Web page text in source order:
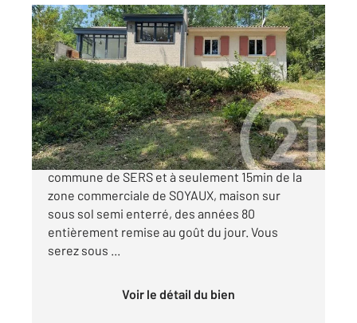
SERS 16
155,50 m2, 7 pièces
Ref : 8159
Maison à vendre
269 770 €
C A VENDRE EN EXCLUSIVITE CHEZ C21, sur la
commune de SERS et à seulement 15min de la
zone commerciale de SOYAUX, maison sur
sous sol semi enterré, des années 80
entièrement remise au goût du jour. Vous
serez sous ...
Voir le détail du bien